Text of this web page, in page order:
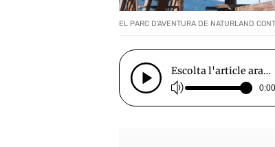
EL PARC D'AVENTURA DE NATURLAND
Escolta l'article ara…
0:00